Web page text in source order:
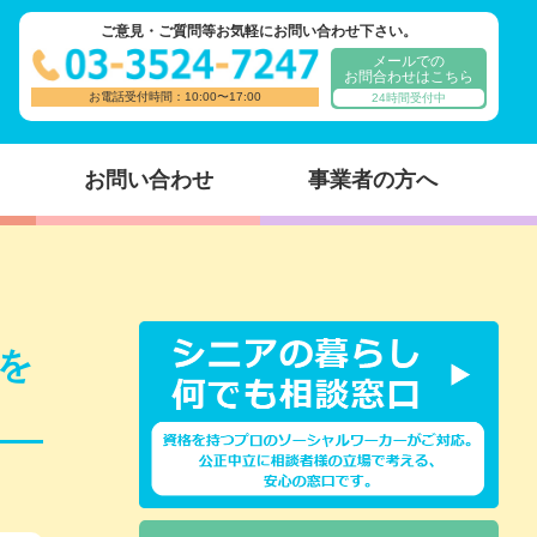
ご意見・ご質問等お気軽にお問い合わせ下さい。
お電話受付時間：10:00〜17:00
メールでの
お問合わせはこちら
24時間受付中
お問い合わせ 事業者の方へ